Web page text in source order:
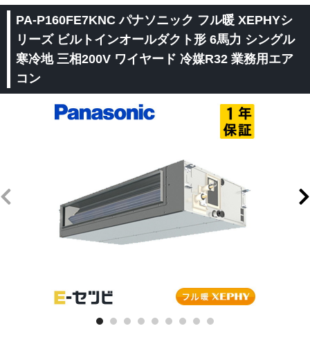
PA-P160FE7KNC パナソニック フル暖 XEPHYシ
リーズ ビルトインオールダクト形 6馬力 シングル
寒冷地 三相200V ワイヤード 冷媒R32 業務用エア
コン